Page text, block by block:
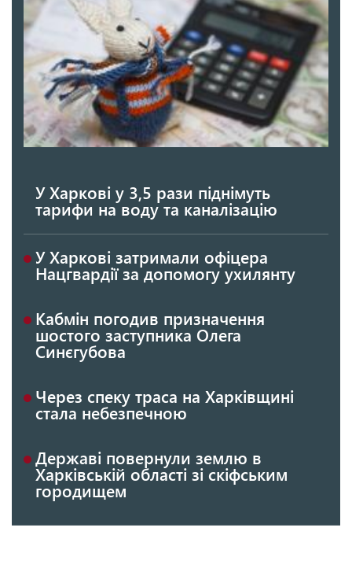
У Харкові у 3,5 рази піднімуть
тарифи на воду та каналізацію
У Харкові затримали офіцера
Нацгвардії за допомогу ухилянту
Кабмін погодив призначення
шостого заступника Олега
Синєгубова
Через спеку траса на Харківщині
стала небезпечною
Державі повернули землю в
Харківській області зі скіфським
городищем